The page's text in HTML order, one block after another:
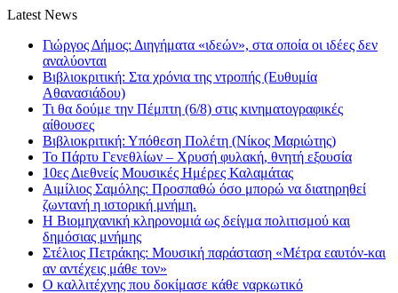
Latest News
Γιώργος Δήμος: Διηγήματα «ιδεών», στα οποία οι ιδέες δεν
αναλύονται
Βιβλιοκριτική: Στα χρόνια της ντροπής (Ευθυμία
Αθανασιάδου)
Τι θα δούμε την Πέμπτη (6/8) στις κινηματογραφικές
αίθουσες
Βιβλιοκριτική: Υπόθεση Πολέτη (Νίκος Μαριώτης)
Το Πάρτυ Γενεθλίων – Χρυσή φυλακή, θνητή εξουσία
10ες Διεθνείς Μουσικές Ημέρες Καλαμάτας
Αιμίλιος Σαμόλης: Προσπαθώ όσο μπορώ να διατηρηθεί
ζωντανή η ιστορική μνήμη.
Η Βιομηχανική κληρονομιά ως δείγμα πολιτισμού και
δημόσιας μνήμης
Στέλιος Πετράκης: Μουσική παράσταση «Μέτρα εαυτόν-και
αν αντέχεις μάθε τον»
Ο καλλιτέχνης που δοκίμασε κάθε ναρκωτικό